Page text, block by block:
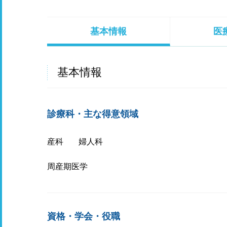
基本情報 医
基本情報
診療科・主な得意領域
産科 婦人科
周産期医学
資格・学会・役職